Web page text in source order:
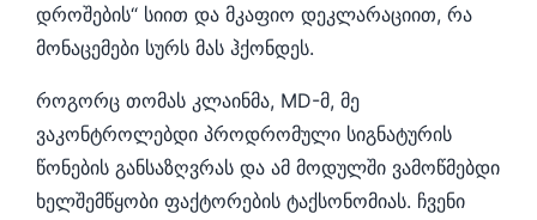
დროშების“ სიით და მკაფიო დეკლარაციით, რა
მონაცემები სურს მას ჰქონდეს.
როგორც თომას კლაინმა, MD-მ, მე
ვაკონტროლებდი პროდრომული სიგნატურის
წონების განსაზღვრას და ამ მოდულში ვამოწმებდი
ხელშემწყობი ფაქტორების ტაქსონომიას. ჩვენი